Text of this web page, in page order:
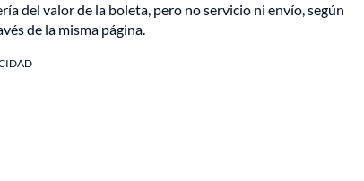
del valor de la boleta, pero no servicio ni envío, según
de la misma página.